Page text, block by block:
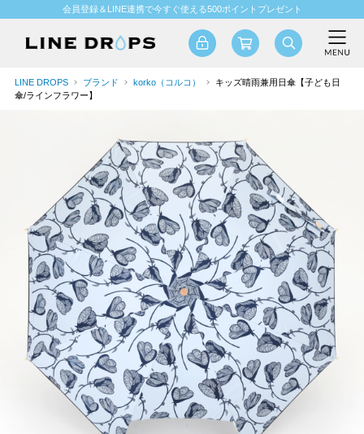
会員登録＆LINE連携で今すぐ使える500ポイントプレゼント
LINE DROPS ブランド korko（コルコ）
キッズ晴雨兼用日傘【子ども日
傘/ラインフラワー】